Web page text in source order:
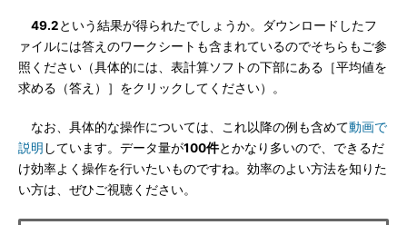
49.2という結果が得られたでしょうか。ダウンロードしたフ
ァイルには答えのワークシートも含まれているのでそちらもご参
照ください（具体的には、表計算ソフトの下部にある［平均値を
求める（答え）］をクリックしてください）。
なお、具体的な操作については、これ以降の例も含めて動画で
説明 しています。データ量が100件とかなり多いので、できるだ
け効率よく操作を行いたいものですね。効率のよい方法を知りた
い方は、ぜひご視聴ください。